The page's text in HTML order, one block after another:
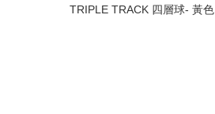
TRIPLE TRACK 四層球- 黃色